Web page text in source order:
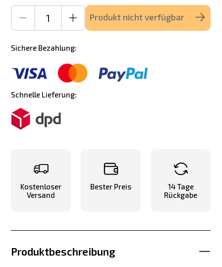
Produkt nicht verfügbar
Sichere Bezahlung:
Schnelle Lieferung:
Kostenloser
Versand
Bester Preis
14 Tage
Rückgabe
Produktbeschreibung